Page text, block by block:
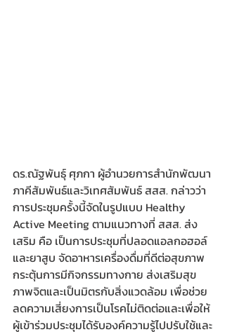
ดร.ณัฐพันธุ์ ศุภกา ผู้อำนวยการสำนักพัฒนา
ภาคีสัมพันธ์และวิเทศสัมพันธ์ สสส. กล่าวว่า
การประชุมครั้งนี้จัดในรูปแบบ Healthy
Active Meeting ตามแนวทางที่ สสส. ส่ง
เสริม คือ เป็นการประชุมที่ปลอดแอลกอฮอล์
และยาสูบ จัดอาหารเครื่องดื่มที่ดีต่อสุขภาพ
กระตุ้นการมีกิจกรรมทางกาย ส่งเสริมสุข
ภาพจิตและเป็นมิตรกับสิ่งแวดล้อม เพื่อช่วย
ลดความเสี่ยงการเป็นโรคไม่ติดต่อและเพื่อให้
ผู้เข้าร่วมประชุมได้รับองค์ความรู้ไปปรับใช้และ